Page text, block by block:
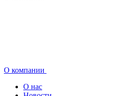
О компании
О нас